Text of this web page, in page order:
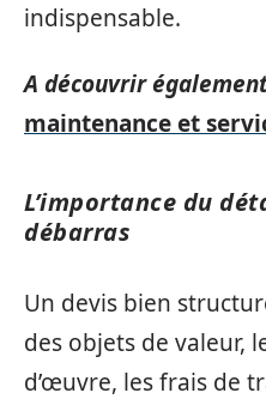
indispensable.
A découvrir
maintenance et
L’importance du
débarras
Un devis bien
des objets de valeur,
d’œuvre, les frais de